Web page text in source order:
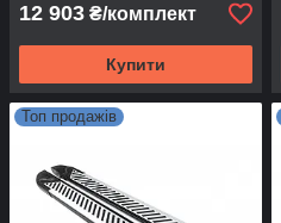
12 903 ₴/комплект
Купити
Топ продажів